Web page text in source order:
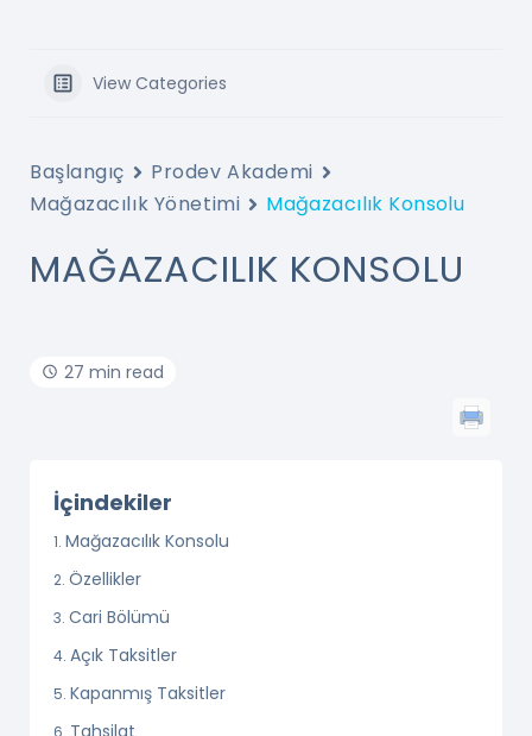
View Categories
Başlangıç
Prodev Akademi
Mağazacılık Yönetimi
Mağazacılık Konsolu
MAĞAZACILIK KONSOLU
27 min read
İçindekiler
Mağazacılık Konsolu
Özellikler
Cari Bölümü
Açık Taksitler
Kapanmış Taksitler
Tahsilat